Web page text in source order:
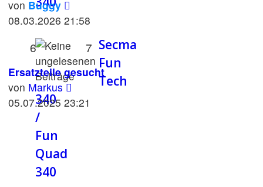
von Buggy
Beitrag
08.03.2026 21:58
Secma
Fun
Tech
340
/
Fun
Quad
340
6 7
Ersatzteile gesucht
von Markus
Neuester
Beitrag
05.07.2025 23:21